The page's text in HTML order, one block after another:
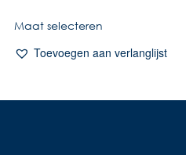
Maat selecteren
Toevoegen aan verlanglijst